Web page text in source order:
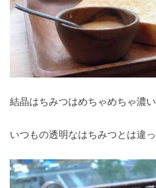
結晶はちみつはめちゃめちゃ濃い
いつもの透明なはちみつとは違っ